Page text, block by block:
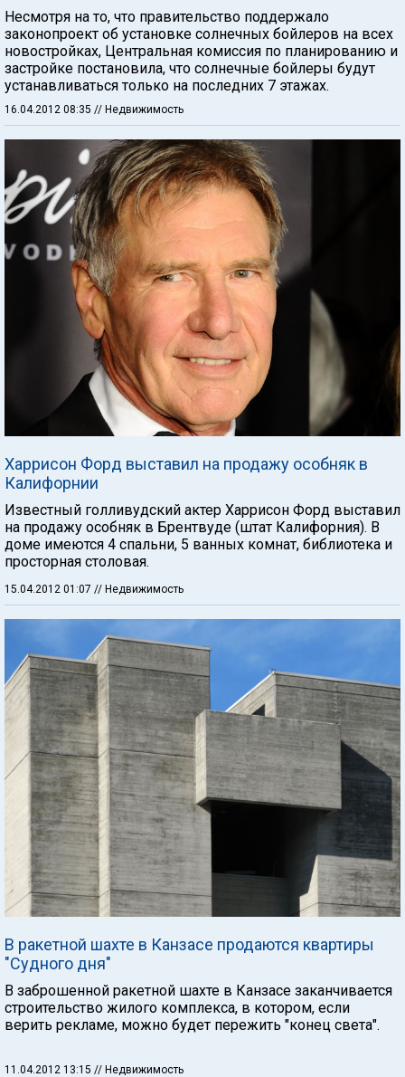
Несмотря на то, что правительство поддержало
законопроект об установке солнечных бойлеров на всех
новостройках, Центральная комиссия по планированию и
застройке постановила, что солнечные бойлеры будут
устанавливаться только на последних 7 этажах.
16.04.2012 08:35 // Недвижимость
Харрисон Форд выставил на продажу особняк в
Калифорнии
Известный голливудский актер Харрисон Форд выставил
на продажу особняк в Брентвуде (штат Калифорния). В
доме имеются 4 спальни, 5 ванных комнат, библиотека и
просторная столовая.
15.04.2012 01:07 // Недвижимость
В ракетной шахте в Канзасе продаются квартиры
"Судного дня"
В заброшенной ракетной шахте в Канзасе заканчивается
строительство жилого комплекса, в котором, если
верить рекламе, можно будет пережить "конец света".
11.04.2012 13:15 // Недвижимость